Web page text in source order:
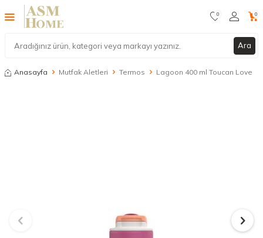
Ara
0 0
Anasayfa Mutfak Aletleri Termos Lagoon 400 ml Toucan Love